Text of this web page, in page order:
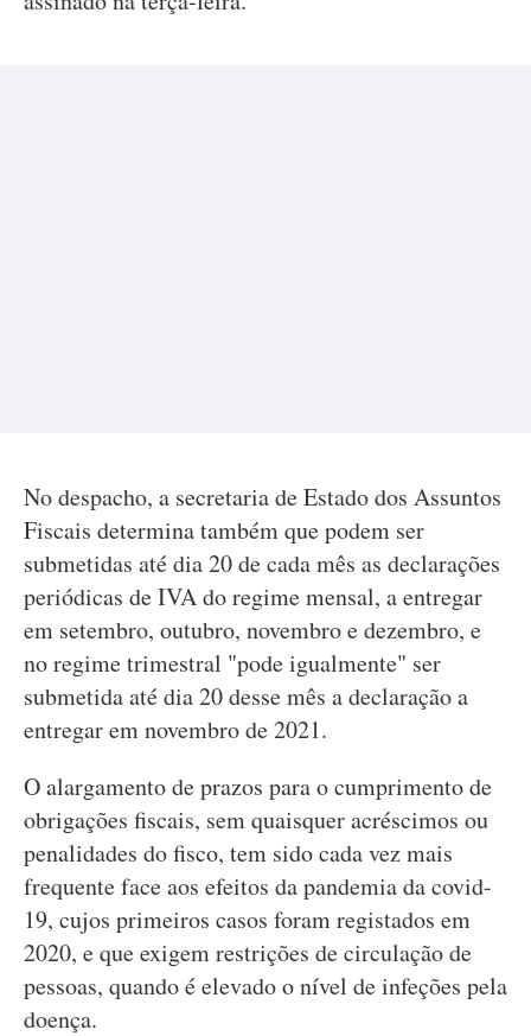
No despacho, a secretaria de Estado dos Assuntos
Fiscais determina também que podem ser
submetidas até dia 20 de cada mês as declarações
periódicas de IVA do regime mensal, a entregar
em setembro, outubro, novembro e dezembro, e
no regime trimestral "pode igualmente" ser
submetida até dia 20 desse mês a declaração a
entregar em novembro de 2021.
O alargamento de prazos para o cumprimento de
obrigações fiscais, sem quaisquer acréscimos ou
penalidades do fisco, tem sido cada vez mais
frequente face aos efeitos da pandemia da covid-
19, cujos primeiros casos foram registados em
2020, e que exigem restrições de circulação de
pessoas, quando é elevado o nível de infeções pela
doença.